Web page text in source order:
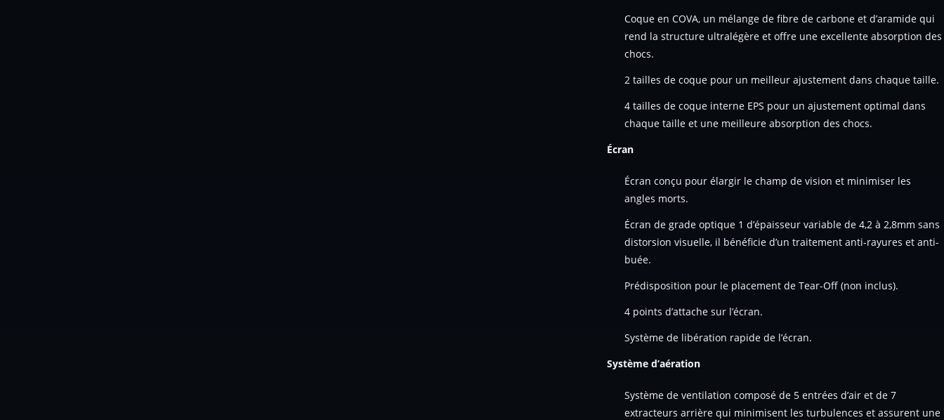
Coque en COVA, un mélange de fibre de carbone et d’aramide qui
rend la structure ultralégère et offre une excellente absorption des
chocs.
2 tailles de coque pour un meilleur ajustement dans chaque taille.
4 tailles de coque interne EPS pour un ajustement optimal dans
chaque taille et une meilleure absorption des chocs.
Écran
Écran conçu pour élargir le champ de vision et minimiser les
angles morts.
Écran de grade optique 1 d’épaisseur variable de 4,2 à 2,8mm sans
distorsion visuelle, il bénéficie d’un traitement anti-rayures et anti-
buée.
Prédisposition pour le placement de Tear-Off (non inclus).
4 points d’attache sur l’écran.
Système de libération rapide de l’écran.
Système d’aération
Système de ventilation composé de 5 entrées d’air et de 7
extracteurs arrière qui minimisent les turbulences et assurent une